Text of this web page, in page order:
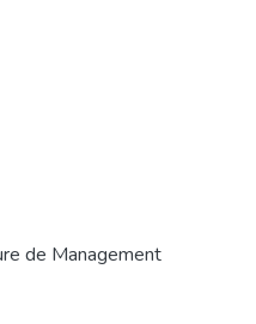
de Management